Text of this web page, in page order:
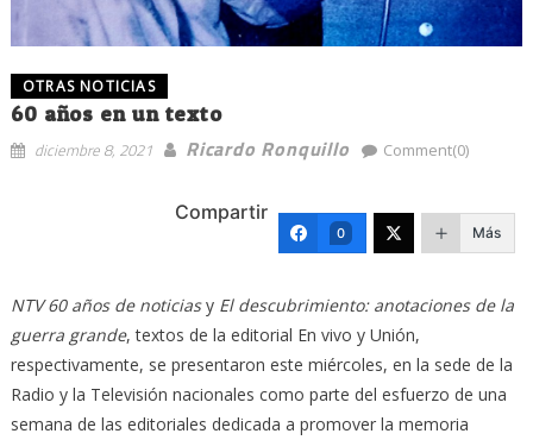
OTRAS NOTICIAS
60 años en un texto
diciembre 8, 2021 Ricardo Ronquillo Comment(0)
Compartir
0 Más
NTV 60 años de noticiasy El descubrimiento: anotaciones de la
guerra grande, textos de la editorial En vivo y Unión,
respectivamente, se presentaron este miércoles, en la sede de la
Radio y la Televisión nacionales como parte del esfuerzo de una
semana de las editoriales dedicada a promover la memoria